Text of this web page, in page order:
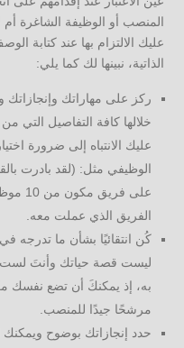
المنصب أو الوظيفة الشاغرة
عليك الالتزام بها عند كتابة
الذاتية، نبينها لك كما يلي:
ركز على مهاراتك
خلالها كافة التفاصيل
عليك الانتباه إلى ضرورة
الوظيفي مثل: (لقد بادرت
على
الفريق الذي عملت معه.
كُن انتقائيًا بشأن ما تدرجه
ليست قصة حياتك وأنتَ
به، إذ يمكنكَ أن تضع نفسك
مرشحًا جيدًا للمنصب.
حدد إنجازاتك بوضوح ويمكنك